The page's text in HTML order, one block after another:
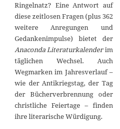
Ringelnatz? Eine Antwort auf
diese zeitlosen Fragen (plus 362
weitere Anregungen und
Gedankenimpulse) bietet der
Anaconda Literaturkalenderim
täglichen Wechsel. Auch
Wegmarken im Jahresverlauf –
wie der Antikriegstag, der Tag
der Bücherverbrennung oder
christliche Feiertage – finden
ihre literarische Würdigung.